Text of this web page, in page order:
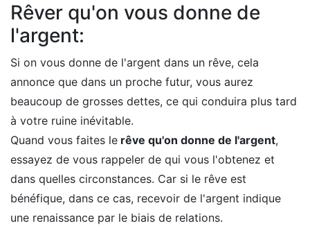
Rêver qu'on vous donne de
l'argent:
Si on vous donne de l'argent dans un rêve, cela
annonce que dans un proche futur, vous aurez
beaucoup de grosses dettes, ce qui conduira plus tard
à votre ruine inévitable.
Quand vous faites le rêve qu'on donne de l'argent,
essayez de vous rappeler de qui vous l'obtenez et
dans quelles circonstances. Car si le rêve est
bénéfique, dans ce cas, recevoir de l'argent indique
une renaissance par le biais de relations.